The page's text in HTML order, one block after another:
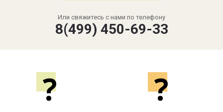
Или свяжитесь с нами по телефону
8(499) 450-69-33
? ?